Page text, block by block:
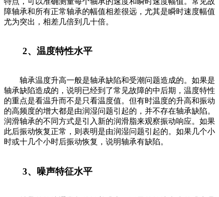
障轴承和所有正常轴承的幅值相差很远，尤其是瞬时速度幅值
尤为突出，相差几倍到几十倍。
2、温度特性水平
轴承温度升高一般是轴承缺陷和受潮问题造成的。如果是
轴承缺陷造成的，说明已经到了常见故障的中后期，温度特性
的重点是看温升而不是只看温度值。但有时温度的升高和振动
的高频度的增大都是由润湿问题引起的，并不存在轴承缺陷。
润滑轴承的不同方式是引入新的润滑脂来观察振动响应。如果
此后振动恢复正常，则表明是由润湿问题引起的。如果几个小
时或十几个小时后振动恢复，说明轴承有缺陷。
3、噪声特征水平